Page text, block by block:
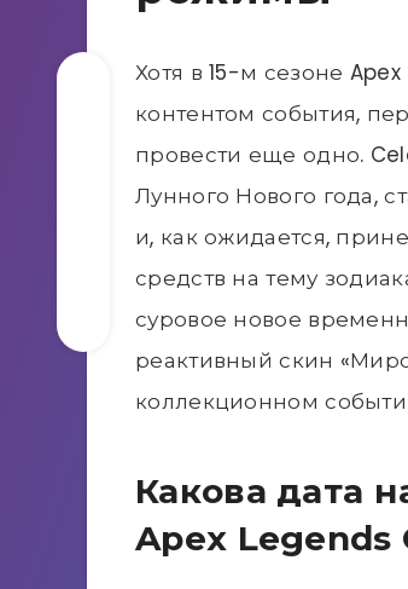
Хотя в 15-м сезоне
контентом события,
провести еще одно.
Лунного Нового года,
и, как ожидается,
средств на тему
суровое новое
реактивный скин
коллекционном
Какова дата
Apex Legends